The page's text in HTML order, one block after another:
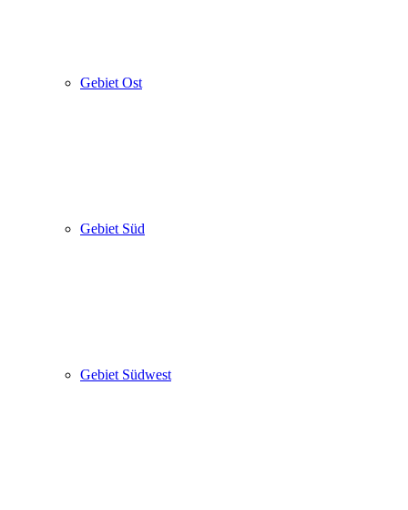
Gebiet Ost
Gebiet Süd
Gebiet Südwest